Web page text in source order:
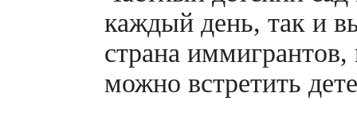
каждый день, так и
страна
можно встретить